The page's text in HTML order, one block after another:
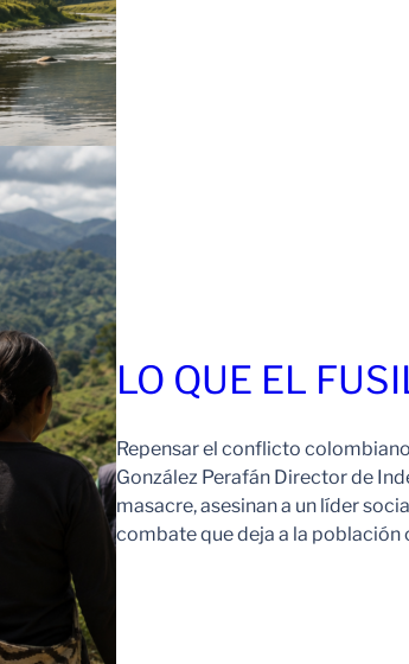
LO QUE EL
Repensar el conflicto
González Perafán Director de
masacre, asesinan a un líder
combate que deja a la población